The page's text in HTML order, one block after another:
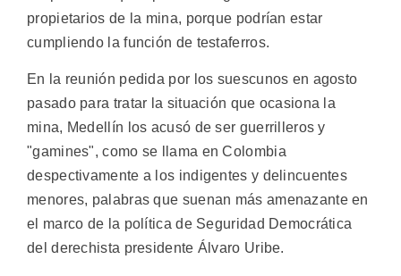
propietarios de la mina, porque podrían estar
cumpliendo la función de testaferros.
En la reunión pedida por los suescunos en agosto
pasado para tratar la situación que ocasiona la
mina, Medellín los acusó de ser guerrilleros y
"gamines", como se llama en Colombia
despectivamente a los indigentes y delincuentes
menores, palabras que suenan más amenazante en
el marco de la política de Seguridad Democrática
del derechista presidente Álvaro Uribe.